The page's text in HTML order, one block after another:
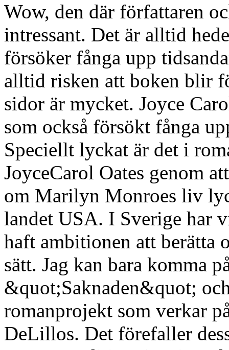
Wow, den där författaren
intressant. Det är alltid
försöker fånga upp
alltid risken att boken blir
sidor är mycket. Joyce
som också försökt fånga
Speciellt lyckat är det i
JoyceCarol Oates genom
om Marilyn Monroes liv
landet USA. I Sverige har
haft ambitionen att berätta
sätt. Jag kan bara komma
&quot;Saknaden&quot;
romanprojekt som verkar
DeLillos. Det förefaller